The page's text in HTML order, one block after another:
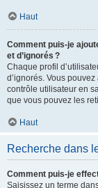
Haut
Comment puis-je
et d’ignorés ?
Chaque profil
d’ignorés. Vous
contrôle utilisateur en
que vous pouvez les
Haut
Recherche dans
Comment puis-je
Saisissez un terme